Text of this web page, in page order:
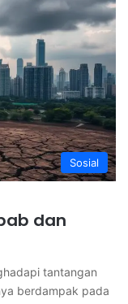
Sosial
dan
tantangan
berdampak pada